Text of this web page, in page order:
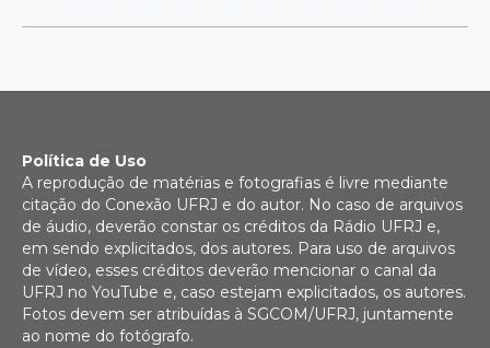
Política de Uso
A reprodução de matérias e fotografias é livre mediante
citação do Conexão UFRJ e do autor. No caso de arquivos
de áudio, deverão constar os créditos da Rádio UFRJ e,
em sendo explicitados, dos autores. Para uso de arquivos
de vídeo, esses créditos deverão mencionar o canal da
UFRJ no YouTube e, caso estejam explicitados, os autores.
Fotos devem ser atribuídas à SGCOM/UFRJ, juntamente
ao nome do fotógrafo.